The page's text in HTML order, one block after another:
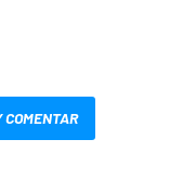
COMENTAR